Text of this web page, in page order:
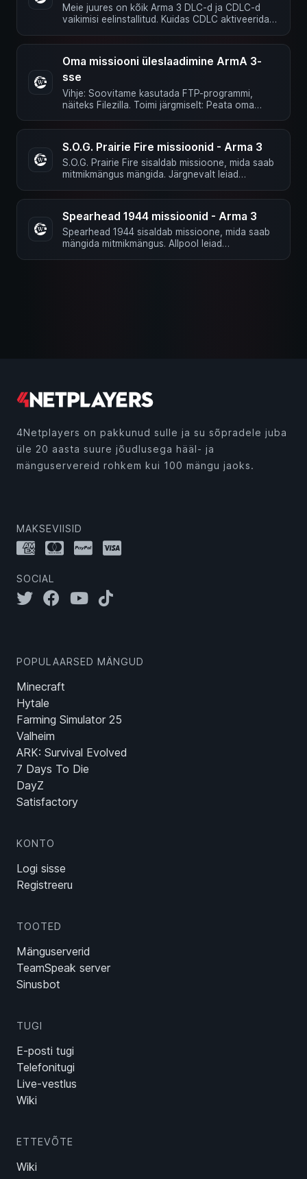
Meie juures on kõik Arma 3 DLC-d ja CDLC-d
vaikimisi eelinstallitud. Kuidas CDLC aktiveerida
Oma missiooni üleslaadimine ArmA 3-
sse
Vihje: Soovitame kasutada FTP-programmi,
näiteks Filezilla. Toimi järgmiselt: Peata oma
S.O.G. Prairie Fire missioonid - Arma 3
S.O.G. Prairie Fire sisaldab missioone, mida saab
mitmikmängus mängida. Järgnevalt leiad
Spearhead 1944 missioonid - Arma 3
Spearhead 1944 sisaldab missioone, mida saab
mängida mitmikmängus. Allpool leiad
4Netplayers on pakkunud sulle ja su sõpradele juba
üle 20 aasta suure jõudlusega hääl- ja
mänguservereid rohkem kui 100 mängu jaoks.
MAKSEVIISID
SOCIAL
POPULAARSED MÄNGUD
Minecraft
Hytale
Farming Simulator 25
Valheim
ARK: Survival Evolved
7 Days To Die
DayZ
Satisfactory
KONTO
Logi sisse
Registreeru
TOOTED
Mänguserverid
TeamSpeak server
Sinusbot
TUGI
E-posti tugi
Telefonitugi
Live-vestlus
Wiki
ETTEVÕTE
Wiki